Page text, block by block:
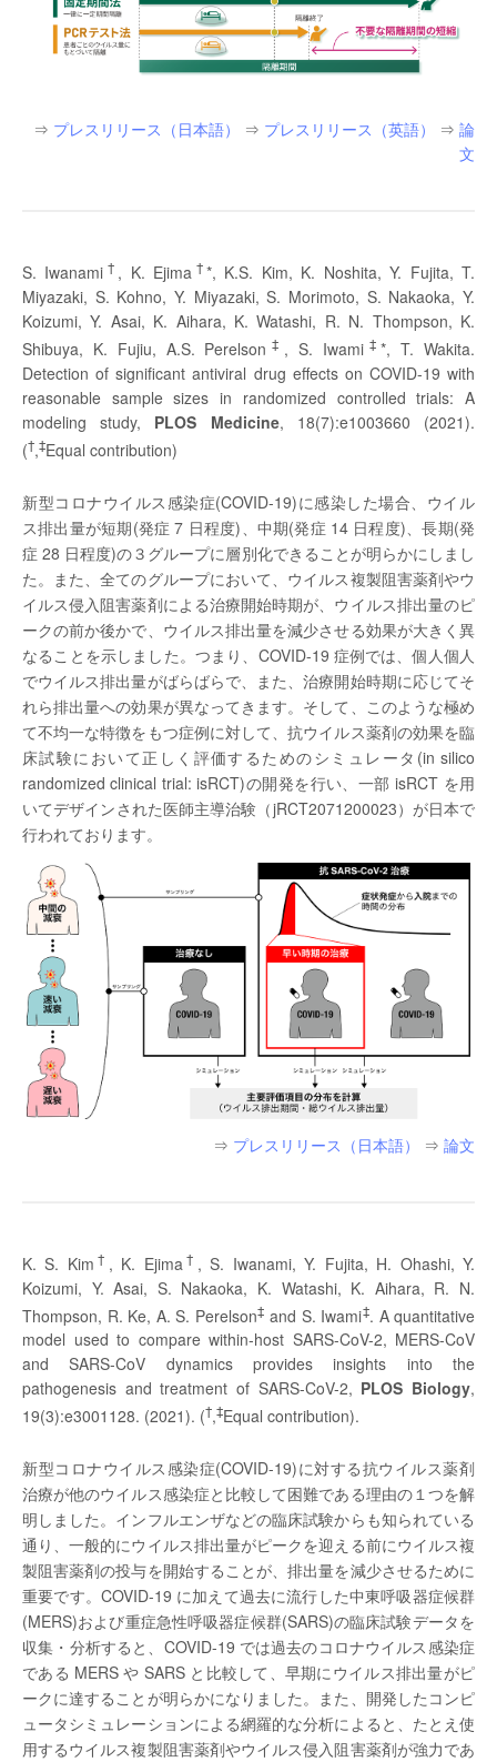
⇒ プレスリリース（日本語） ⇒ プレスリリース（英語） ⇒ 論
文
S. Iwanami † , K. Ejima †*, K.S. Kim, K. Noshita, Y. Fujita, T.
Miyazaki, S. Kohno, Y. Miyazaki, S. Morimoto, S. Nakaoka, Y.
Koizumi, Y. Asai, K. Aihara, K. Watashi, R. N. Thompson, K.
Shibuya, K. Fujiu, A.S. Perelson ‡ , S. Iwami‡*, T. Wakita.
Detection of significant antiviral drug effects on COVID-19 with
reasonable sample sizes in randomized controlled trials: A
modeling study, PLOS Medicine, 18(7):e1003660 (2021).
(†,‡Equal contribution)
新型コロナウイルス感染症(COVID-19)に感染した場合、ウイル
ス排出量が短期(発症 7 日程度)、中期(発症 14 日程度)、長期(発
症 28 日程度)の３グループに層別化できることが明らかにしまし
た。また、全てのグループにおいて、ウイルス複製阻害薬剤やウ
イルス侵入阻害薬剤による治療開始時期が、ウイルス排出量のピ
ークの前か後かで、ウイルス排出量を減少させる効果が大きく異
なることを示しました。つまり、COVID-19 症例では、個人個人
でウイルス排出量がばらばらで、また、治療開始時期に応じてそ
れら排出量への効果が異なってきます。そして、このような極め
て不均一な特徴をもつ症例に対して、抗ウイルス薬剤の効果を臨
床試験において正しく評価するためのシミュレータ(in silico
randomized clinical trial: isRCT)の開発を行い、一部 isRCT を用
いてデザインされた医師主導治験（jRCT2071200023）が日本で
行われております。
⇒ プレスリリース（日本語） ⇒ 論文
K. S. Kim † , K. Ejima † , S. Iwanami, Y. Fujita, H. Ohashi, Y.
Koizumi, Y. Asai, S. Nakaoka, K. Watashi, K. Aihara, R. N.
Thompson, R. Ke, A. S. Perelson‡ and S. Iwami‡. A quantitative
model used to compare within-host SARS-CoV-2, MERS-CoV
and SARS-CoV dynamics provides insights into the
pathogenesis and treatment of SARS-CoV-2, PLOS Biology,
19(3):e3001128. (2021). (†,‡Equal contribution).
新型コロナウイルス感染症(COVID-19)に対する抗ウイルス薬剤
治療が他のウイルス感染症と比較して困難である理由の１つを解
明しました。インフルエンザなどの臨床試験からも知られている
通り、一般的にウイルス排出量がピークを迎える前にウイルス複
製阻害薬剤の投与を開始することが、排出量を減少させるために
重要です。COVID-19 に加えて過去に流行した中東呼吸器症候群
(MERS)および重症急性呼吸器症候群(SARS)の臨床試験データを
収集・分析すると、COVID-19 では過去のコロナウイルス感染症
である MERS や SARS と比較して、早期にウイルス排出量がピ
ークに達することが明らかになりました。また、開発したコンピ
ュータシミュレーションによる網羅的な分析によると、たとえ使
用するウイルス複製阻害薬剤やウイルス侵入阻害薬剤が強力であ